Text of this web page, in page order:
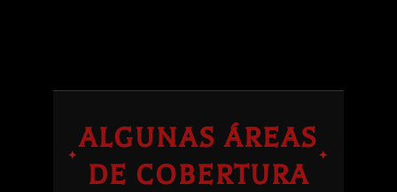
✦
ALGUNAS ÁREAS
DE COBERTURA
✦